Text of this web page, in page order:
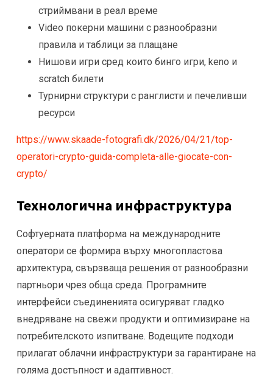
стриймвани в реал време
Video покерни машини с разнообразни
правила и таблици за плащане
Нишови игри сред които бинго игри, keno и
scratch билети
Турнирни структури с ранглисти и печеливши
ресурси
https://www.skaade-fotografi.dk/2026/04/21/top-
operatori-crypto-guida-completa-alle-giocate-con-
crypto/
Технологична инфраструктура
Софтуерната платформа на международните
оператори се формира върху многопластова
архитектура, свързваща решения от разнообразни
партньори чрез обща среда. Програмните
интерфейси съединенията осигуряват гладко
внедряване на свежи продукти и оптимизиране на
потребителското изпитване. Водещите подходи
прилагат облачни инфраструктури за гарантиране на
голяма достъпност и адаптивност.